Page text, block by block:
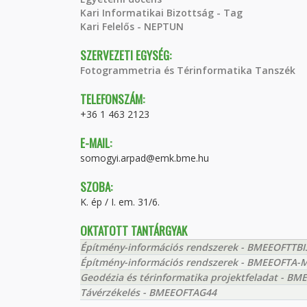
Kari Informatikai Bizottság - Tag
Kari Felelős - NEPTUN
SZERVEZETI EGYSÉG:
Fotogrammetria és Térinformatika Tanszék
TELEFONSZÁM:
+36 1 463 2123
E-MAIL:
somogyi.arpad@emk.bme.hu
SZOBA:
K. ép / I. em. 31/6.
OKTATOTT TANTÁRGYAK
Építmény-információs rendszerek -
Építmény-információs rendszerek - BMEEOFTA-
Geodézia és térinformatika projektfeladat -
Távérzékelés - BMEEOFTAG44